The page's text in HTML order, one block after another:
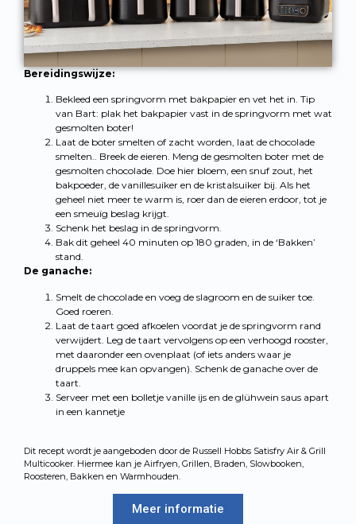
Bereidingswijze:
Bekleed een springvorm met bakpapier en vet het in. Tip
van Bart: plak het bakpapier vast in de springvorm met wat
gesmolten boter!
Laat de boter smelten of zacht worden, laat de chocolade
smelten.. Breek de eieren. Meng de gesmolten boter met de
gesmolten chocolade. Doe hier bloem, een snuf zout, het
bakpoeder, de vanillesuiker en de kristalsuiker bij. Als het
geheel niet meer te warm is, roer dan de eieren erdoor, tot je
een smeuïg beslag krijgt.
Schenk het beslag in de springvorm.
Bak dit geheel 40 minuten op 180 graden, in de ‘Bakken’
stand.
De ganache:
Smelt de chocolade en voeg de slagroom en de suiker toe.
Goed roeren.
Laat de taart goed afkoelen voordat je de springvorm rand
verwijdert. Leg de taart vervolgens op een verhoogd rooster,
met daaronder een ovenplaat (of iets anders waar je
druppels mee kan opvangen). Schenk de ganache over de
taart.
Serveer met een bolletje vanille ijs en de glühwein saus apart
in een kannetje
Dit recept wordt je aangeboden door de Russell Hobbs Satisfry Air & Grill
Multicooker. Hiermee kan je Airfryen, Grillen, Braden, Slowbooken,
Roosteren, Bakken en Warmhouden.
Meer informatie